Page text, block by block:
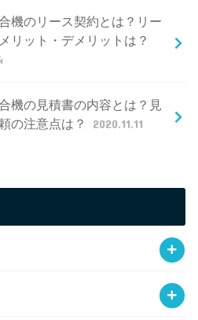
機のリース契約とは？リー
リット・デメリットは？
機の見積書の内容とは？見
の注意点は？
2020.11.11